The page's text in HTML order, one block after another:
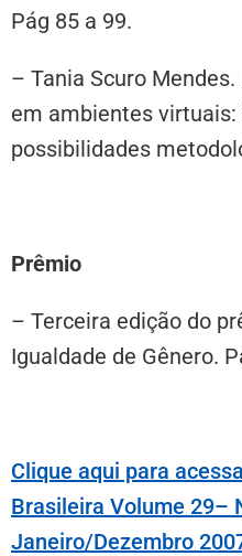
Pág 85 a 99.
– Tania Scuro
em ambientes
possibilidades
Prêmio
– Terceira edição do
Igualdade de Gênero.
Clique aqui para
Brasileira Volume 29–
Janeiro/Dezembro